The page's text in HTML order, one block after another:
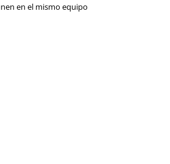
en el mismo equipo